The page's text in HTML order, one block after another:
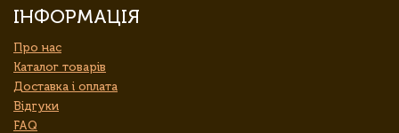
ІНФОРМАЦІЯ
Про нас
Каталог товарів
Доставка і оплата
Відгуки
FAQ